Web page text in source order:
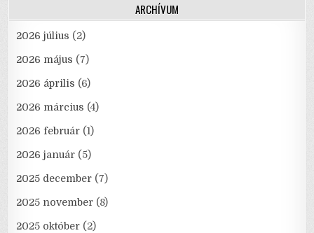
ARCHÍVUM
2026 július (2)
2026 május (7)
2026 április (6)
2026 március (4)
2026 február (1)
2026 január (5)
2025 december (7)
2025 november (8)
2025 október (2)